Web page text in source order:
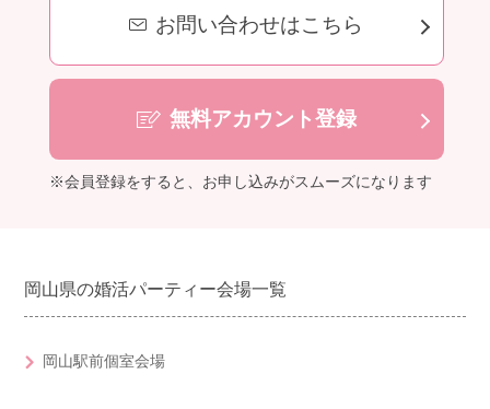
お問い合わせはこちら
無料アカウント登録
※会員登録をすると、お申し込みがスムーズになります
岡山県の婚活パーティー会場一覧
岡山駅前個室会場